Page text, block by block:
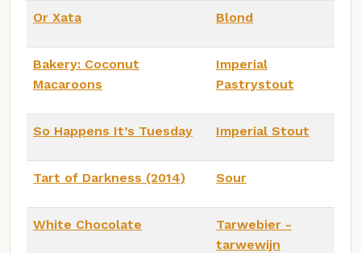
Or Xata Blond
Bakery: Coconut
Macaroons
Imperial
Pastrystout
So Happens It’s Tuesday Imperial Stout
Tart of Darkness (2014) Sour
White Chocolate
Tarwebier -
tarwewijn